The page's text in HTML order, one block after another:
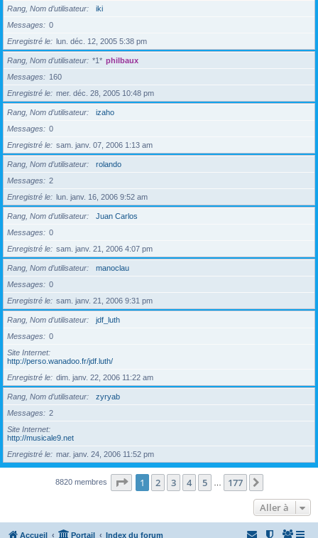
Rang, Nom d’utilisateur
iki
Messages
0
Enregistré le
lun. déc. 12, 2005 5:38 pm
Rang, Nom d’utilisateur *1* philbaux
Messages
160
Enregistré le
mer. déc. 28, 2005 10:48 pm
Rang, Nom d’utilisateur
izaho
Messages
0
Enregistré le
sam. janv. 07, 2006 1:13 am
Rang, Nom d’utilisateur
rolando
Messages
2
Enregistré le
lun. janv. 16, 2006 9:52 am
Rang, Nom d’utilisateur
Juan Carlos
Messages
0
Enregistré le
sam. janv. 21, 2006 4:07 pm
Rang, Nom d’utilisateur
manoclau
Messages
0
Enregistré le
sam. janv. 21, 2006 9:31 pm
Rang, Nom d’utilisateur
jdf_luth
Messages
0
Site Internet
http://perso.wanadoo.fr/jdf.luth/
Enregistré le
dim. janv. 22, 2006 11:22 am
Rang, Nom d’utilisateur
zyryab
Messages
2
Site Internet
http://musicale9.net
Enregistré le
mar. janv. 24, 2006 11:52 pm
8820 membres Page 1sur177
1 2 3 4 5 177
Aller à
Accueil Portail Index du forum